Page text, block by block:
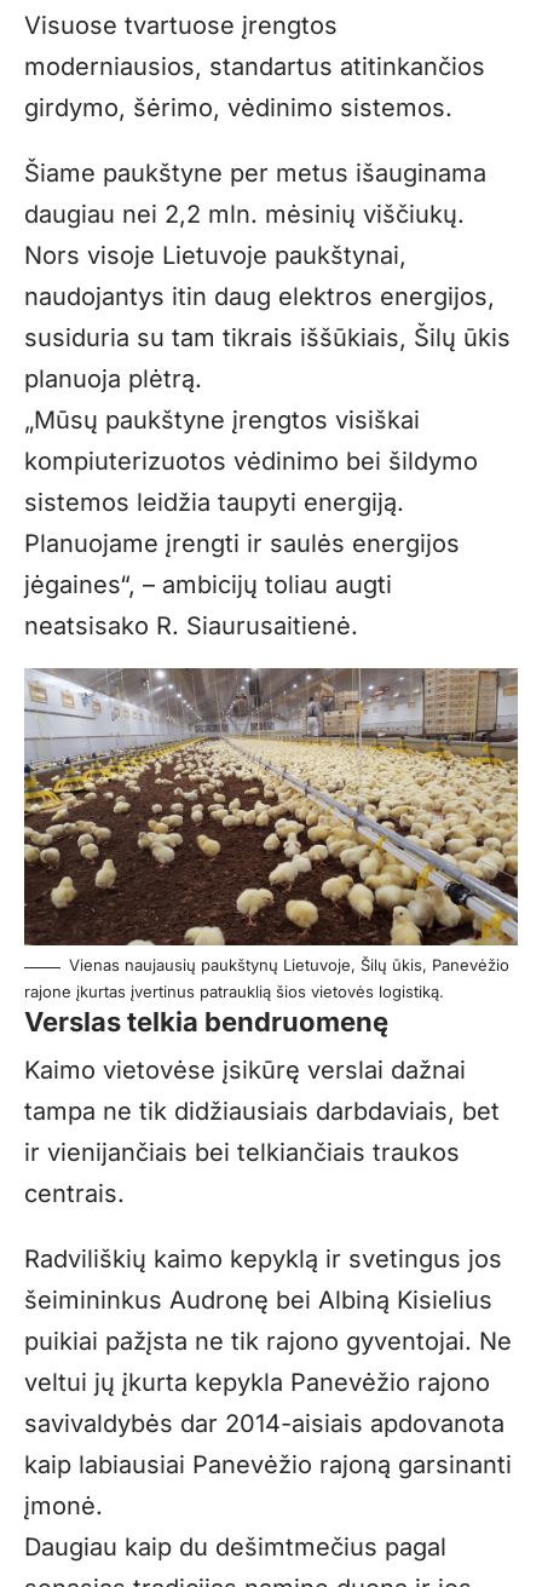
Visuose tvartuose įrengtos
moderniausios, standartus atitinkančios
girdymo, šėrimo, vėdinimo sistemos.
Šiame paukštyne per metus išauginama
daugiau nei 2,2 mln. mėsinių viščiukų.
Nors visoje Lietuvoje paukštynai,
naudojantys itin daug elektros energijos,
susiduria su tam tikrais iššūkiais, Šilų ūkis
planuoja plėtrą.
„Mūsų paukštyne įrengtos visiškai
kompiuterizuotos vėdinimo bei šildymo
sistemos leidžia taupyti energiją.
Planuojame įrengti ir saulės energijos
jėgaines“, – ambicijų toliau augti
neatsisako R. Siaurusaitienė.
Vienas naujausių paukštynų Lietuvoje, Šilų ūkis, Panevėžio
rajone įkurtas įvertinus patrauklią šios vietovės logistiką.
Verslas telkia bendruomenę
Kaimo vietovėse įsikūrę verslai dažnai
tampa ne tik didžiausiais darbdaviais, bet
ir vienijančiais bei telkiančiais traukos
centrais.
Radviliškių kaimo kepyklą ir svetingus jos
šeimininkus Audronę bei Albiną Kisielius
puikiai pažįsta ne tik rajono gyventojai. Ne
veltui jų įkurta kepykla Panevėžio rajono
savivaldybės dar 2014-aisiais apdovanota
kaip labiausiai Panevėžio rajoną garsinanti
įmonė.
Daugiau kaip du dešimtmečius pagal